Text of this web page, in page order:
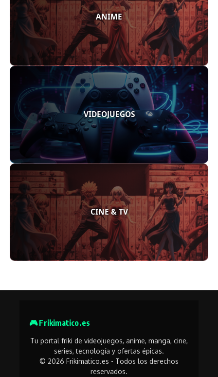
ANIME
VIDEOJUEGOS
CINE & TV
🎮 Frikimatico.es
Tu portal friki de videojuegos, anime, manga, cine,
series, tecnología y ofertas épicas.
© 2026 Frikimatico.es - Todos los derechos
reservados.